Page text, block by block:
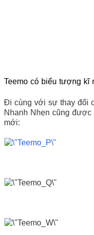
Teemo có biểu tượng kĩ
Đi cùng với sự thay đổi
Nhanh Nhẹn cũng
mới: